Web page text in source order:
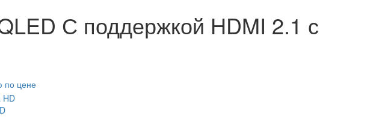
С поддержкой HDMI 2.1 с
по цене